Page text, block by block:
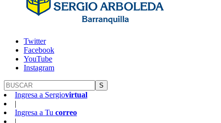
Twitter
Facebook
YouTube
Instagram
S
Ingresa a Sergiovirtual
Ingresa a Tu correo